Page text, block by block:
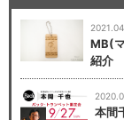
MB(
紹介
本間